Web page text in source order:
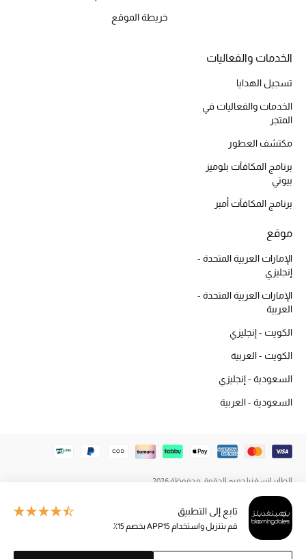
الأكثر مبيعاً
العطور
مكتشف العطور
المكياج
العناية بالبشرة
مستحضرات العناية
مستحضرات الاستحمام والعناية بالجسم
هدايا
مجموعة الجمال
الجمال في بلوميز
تابع إلى التطبيق
قم بتنزيل واستخدام APP15 بخصم 15٪
خريطة الموقع
الخدمات والفعاليات
تسجيل الهدايا
الخدمات والفعاليات في
المتجر
مكتشف العطور
برنامج المكافآت بلوميز
بيوتي
برنامج المكافآت أمبر
موقع
الإمارات العربية المتحدة -
إنجليزي
الإمارات العربية المتحدة -
العربية
الكويت - إنجليزي
الكويت - العربية
السعودية - إنجليزي
السعودية - العربية
الطاير إنسغنيا جميع الحقوق محفوظة 2026